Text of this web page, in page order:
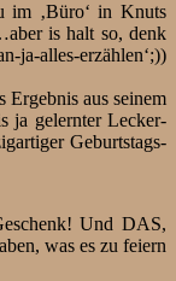
im ‚Büro‘ in Knuts
is halt so, denk
ja-alles-erzählen‘;))
aus seinem
ja gelernter Lecker-
Geburtstags-
Und DAS,
was es zu feiern